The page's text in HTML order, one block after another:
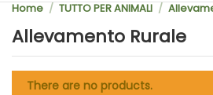
Home TUTTO PER ANIMALI
Allevamento Rurale
There are no products.